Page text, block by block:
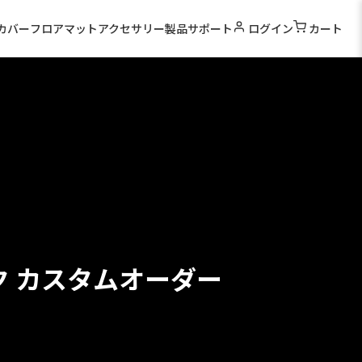
バーフロアマットアクセサリー製品サポート ログイン カート
カスタムオーダー